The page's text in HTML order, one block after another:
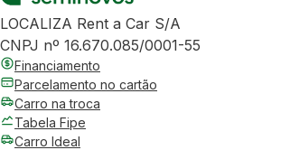
LOCALIZA Rent a Car S/A
CNPJ nº 16.670.085/0001-55
Financiamento
Parcelamento no cartão
Carro na troca
Tabela Fipe
Carro Ideal